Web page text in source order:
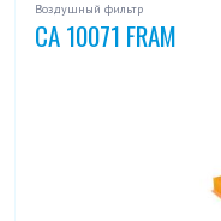
Воздушный фильтр
CA 10071 FRAM